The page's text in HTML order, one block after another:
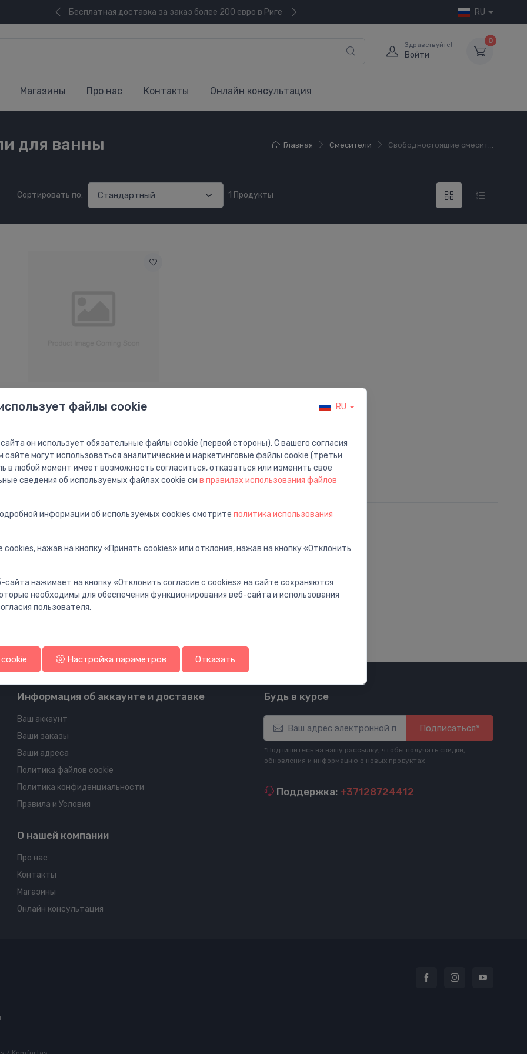
Бесплатная доставка за заказ более 200 евро в Риге RU
Здравствуйте!
Войти
0
Магазины Про нас Контакты Онлайн консультация
Главная Смесители Свободностоящие смесит...
для ванны
Сортировать по: 1 Продукты
ванны
virsapmetuma daļa, brushed
bronze
2,289.01 €
Информация об аккаунте и доставке
Ваш аккаунт
Ваши заказы
Ваши адреса
Политика файлов cookie
Политика конфиденциальности
Правила и Условия
О нашей компании
Про нас
Контакты
Магазины
Онлайн консультация
Будь в курсе
Подписаться*
*Подпишитесь на нашу рассылку, чтобы получать скидки,
обновления и информацию о новых продуктах
Поддержка: +37128724412
файлы cookie RU
он использует обязательные файлы cookie (первой стороны). С вашего согласия
сайте могут использоваться аналитические и маркетинговые файлы cookie (третьи
в любой момент имеет возможность согласиться, отказаться или изменить свое
сведения об используемых файлах cookie см в правилах использования файлов
информации об используемых cookies смотрите политика использования
нажав на кнопку «Принять cookies» или отклонив, нажав на кнопку «Отклонить
сайта нажимает на кнопку «Отклонить согласие с cookies» на сайте сохраняются
необходимы для обеспечения функционирования веб-сайта и использования
пользователя.
Настройка параметров Отказать